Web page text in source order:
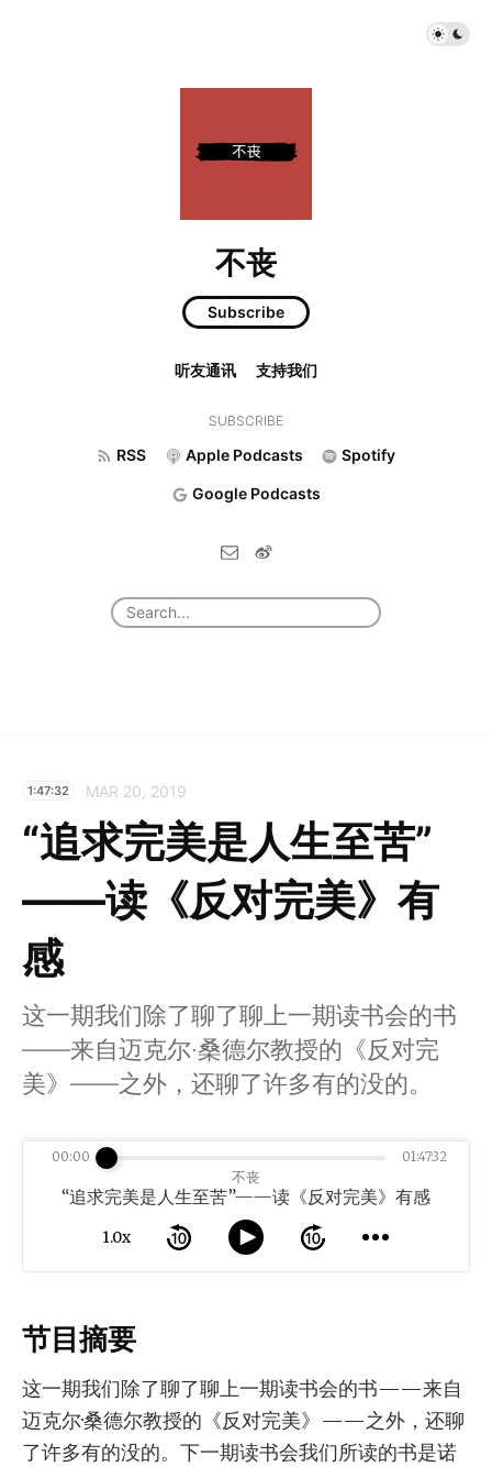
不丧
Subscribe
听友通讯 支持我们
SUBSCRIBE
RSS Apple Podcasts Spotify
Google Podcasts
1:47:32 MAR 20, 2019
“追求完美是人生至苦”
——读《反对完美》有
感
这一期我们除了聊了聊上一期读书会的书
——来自迈克尔·桑德尔教授的《反对完
美》——之外，还聊了许多有的没的。
不丧
“追求完美是人生至苦”——读《反对完美》有感
1.0x
00:00 01:47:32
节目摘要
这一期我们除了聊了聊上一期读书会的书——来自
迈克尔·桑德尔教授的《反对完美》——之外，还聊
了许多有的没的。下一期读书会我们所读的书是诺